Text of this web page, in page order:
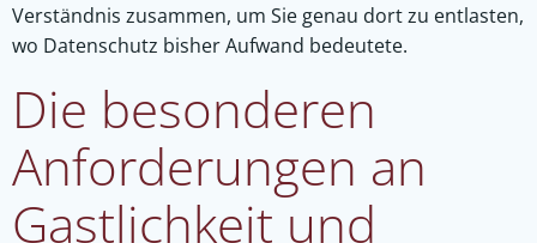
Verständnis zusammen, um Sie genau dort zu entlasten,
wo Datenschutz bisher Aufwand bedeutete.
Die besonderen
Anforderungen an
Gastlichkeit und